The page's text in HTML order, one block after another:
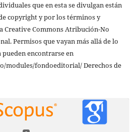
que en esta se divulgan están
copyright y por los términos y
Creative Commons Atribución-No
Permisos que vayan más allá de lo
encontrarse en
modules/fondoeditorial/ Derechos de